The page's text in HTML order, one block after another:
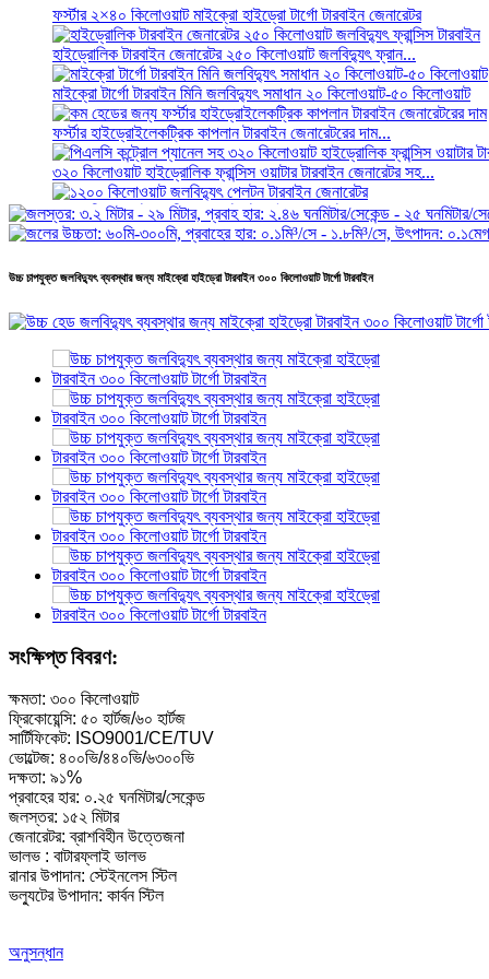
ফর্স্টার ২×৪০ কিলোওয়াট মাইক্রো হাইড্রো টার্গো টারবাইন জেনারেটর
হাইড্রোলিক টারবাইন জেনারেটর ২৫০ কিলোওয়াট জলবিদ্যুৎ ফ্রান...
মাইক্রো টার্গো টারবাইন মিনি জলবিদ্যুৎ সমাধান ২০ কিলোওয়াট-৫০ কিলোওয়াট
ফর্স্টার হাইড্রোইলেকট্রিক কাপলান টারবাইন জেনারেটরের দাম...
৩২০ কিলোওয়াট হাইড্রোলিক ফ্রান্সিস ওয়াটার টারবাইন জেনারেটর সহ...
১২০০ কিলোওয়াট জলবিদ্যুৎ পেলটন টারবাইন জেনারেটর
কম সিভিল নির্মাণ খরচ, উচ্চ দক্ষতা, কম তাপ...
২০ ফুট ২৫০ কিলোওয়াট-আওয়ার ৫৮২ কিলোওয়াট-আওয়ার কন্টেইনারাইজড
ছোট ১০ কিলোওয়াট ১২ কিলোওয়াট ১৫ কিলোওয়াট ২০ কিলোওয়াট মাইক্রো
ফর্স্টার ২×৪০ কিলোওয়াট মাইক্রো হাইড্রো টার্গো টারবাইন জেনারেটর
হাইড্রোলিক প্রোপেলার টারবাইন ১০০ কিলোওয়াট কাপলান টারবাইন জেনারেটর...
২২০০ কিলোওয়াট জলবিদ্যুৎ পেলটন ওয়াটার হুইল টারবাইন জেনারেটর
ছোট কাপলান টারবাইন ১০ কিলোওয়াট ১২ কিলোওয়াট ১৫ কিলোওয়াট মাইক্রো
জলবিদ্যুৎ সরঞ্জাম প্রস্তুতকারক হাইড্রোলিক ফ্রাঙ্ক...
জলবিদ্যুৎ ব্যবস্থা ফ্রান্সিস টারবাইন জেনারেটর...
১০০ কিলোওয়াট ৫০০ কিলোওয়াট ১ মেগাওয়াট ২ মেগাওয়াট হাইড্রোলিক ফ্রান্সিস
মাইক্রো টার্গো টারবাইন মিনি জলবিদ্যুৎ সমাধান ২০ কিলোওয়াট-৫০ কিলোওয়াট
ফর্স্টার হাইড্রোইলেকট্রিক কাপলান টারবাইন জেনারেটরের দাম...
৩২০ কিলোওয়াট হাইড্রোলিক ফ্রান্সিস ওয়াটার টারবাইন জেনারেটর সহ...
১২০০ কিলোওয়াট জলবিদ্যুৎ পেলটন টারবাইন জেনারেটর
বিকল্প শক্তি জলবিদ্যুৎ জেনারেটর ৫০০ কিলোওয়াট ফ্রা...
২০ ফুট ২৫০ কিলোওয়াট-আওয়ার ৫৮২ কিলোওয়াট-আওয়ার কন্টেইনারাইজড
উচ্চ চাপযুক্ত জলবিদ্যুৎ ব্যবস্থার জন্য মাইক্রো হাইড্রো টারবাইন ৩০০ কিলোওয়াট টার্গো টারবাইন
সংক্ষিপ্ত বিবরণ:
ক্ষমতা: ৩০০ কিলোওয়াট
ফ্রিকোয়েন্সি: ৫০ হার্টজ/৬০ হার্টজ
সার্টিফিকেট: ISO9001/CE/TUV
ভোল্টেজ: ৪০০ভি/৪৪০ভি/৬৩০০ভি
দক্ষতা: ৯১%
প্রবাহের হার: ০.২৫ ঘনমিটার/সেকেন্ড
জলস্তর: ১৫২ মিটার
জেনারেটর: ব্রাশবিহীন উত্তেজনা
ভালভ : বাটারফ্লাই ভালভ
রানার উপাদান: স্টেইনলেস স্টিল
ভল্যুটের উপাদান: কার্বন স্টিল
অনুসন্ধান